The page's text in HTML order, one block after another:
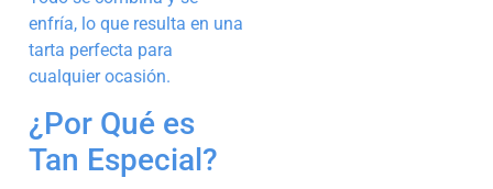
enfría, lo que resulta en una
tarta perfecta para
cualquier ocasión.
¿Por Qué es
Tan Especial?